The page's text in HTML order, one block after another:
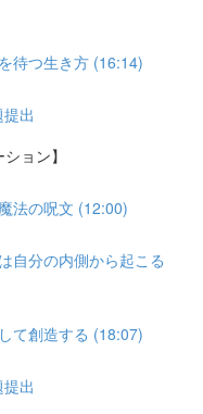
待つ生き方 (16:14)
出
ョン】
法の呪文 (12:00)
自分の内側から起こる
て創造する (18:07)
出